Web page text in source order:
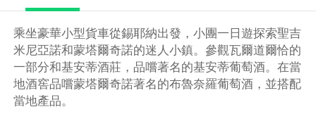
乘坐豪華小型貨車從錫耶納出發，小團一日遊探索聖吉
米尼亞諾和蒙塔爾奇諾的迷人小鎮。參觀瓦爾道爾恰的
一部分和基安蒂酒莊，品嚐著名的基安蒂葡萄酒。在當
地酒窖品嚐蒙塔爾奇諾著名的布魯奈羅葡萄酒，並搭配
當地產品。